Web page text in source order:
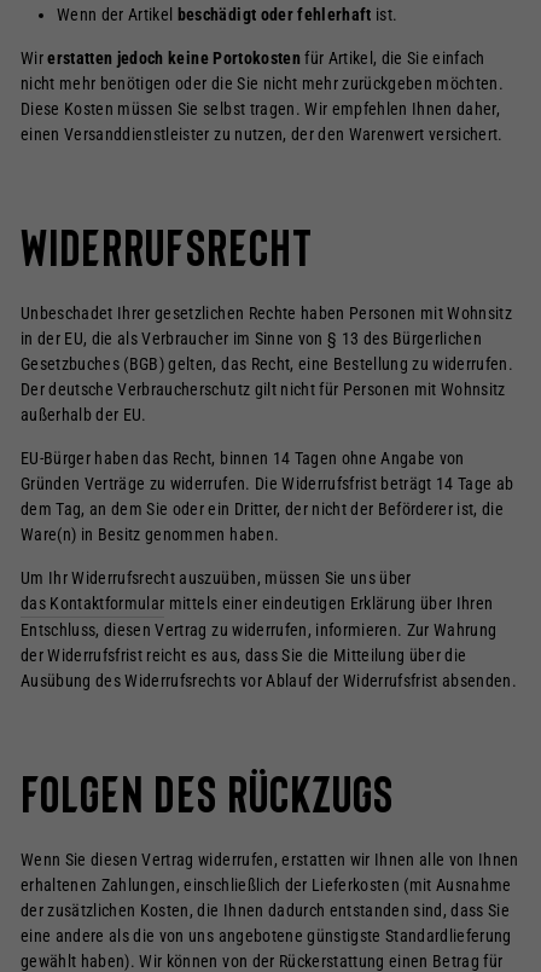
Wenn der Artikel
beschädigt oder fehlerhaft ist.
Wirerstatten jedoch keine Portokosten für Artikel, die Sie einfach
nicht mehr benötigen oder die Sie nicht mehr zurückgeben möchten.
Diese Kosten müssen Sie selbst tragen. Wir empfehlen Ihnen daher,
einen Versanddienstleister zu nutzen, der den Warenwert versichert.
Widerrufsrecht
Unbeschadet Ihrer gesetzlichen Rechte haben Personen mit Wohnsitz
in der EU, die als Verbraucher im Sinne von § 13 des Bürgerlichen
Gesetzbuches (BGB) gelten, das Recht, eine Bestellung zu widerrufen.
Der deutsche Verbraucherschutz gilt nicht für Personen mit Wohnsitz
außerhalb der EU.
EU-Bürger haben das Recht, binnen 14 Tagen ohne Angabe von
Gründen Verträge zu widerrufen. Die Widerrufsfrist beträgt 14 Tage ab
dem Tag, an dem Sie oder ein Dritter, der nicht der Beförderer ist, die
Ware(n) in Besitz genommen haben.
Um Ihr Widerrufsrecht auszuüben, müssen Sie uns über
das Kontaktformular mittels einer eindeutigen Erklärung über Ihren
Entschluss, diesen Vertrag zu widerrufen, informieren. Zur Wahrung
der Widerrufsfrist reicht es aus, dass Sie die Mitteilung über die
Ausübung des Widerrufsrechts vor Ablauf der Widerrufsfrist absenden.
Folgen des Rückzugs
Wenn Sie diesen Vertrag widerrufen, erstatten wir Ihnen alle von Ihnen
erhaltenen Zahlungen, einschließlich der Lieferkosten (mit Ausnahme
der zusätzlichen Kosten, die Ihnen dadurch entstanden sind, dass Sie
eine andere als die von uns angebotene günstigste Standardlieferung
gewählt haben). Wir können von der Rückerstattung einen Betrag für